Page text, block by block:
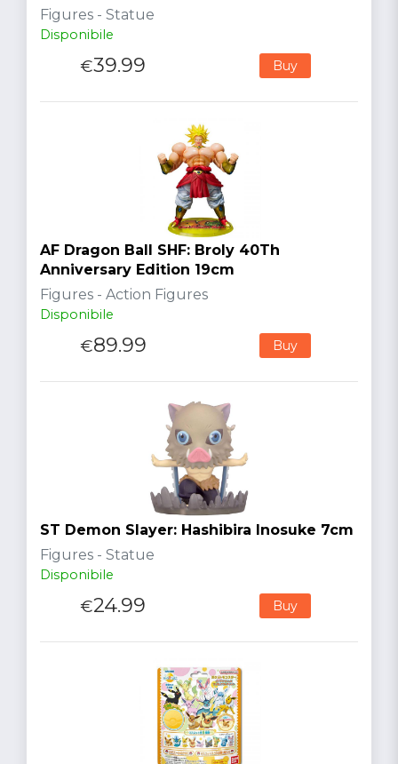
Figures - Statue
Disponibile
€39.99 Buy
AF Dragon Ball SHF: Broly 40Th
Anniversary Edition 19cm
Figures - Action Figures
Disponibile
€89.99 Buy
ST Demon Slayer: Hashibira Inosuke 7cm
Figures - Statue
Disponibile
€24.99 Buy